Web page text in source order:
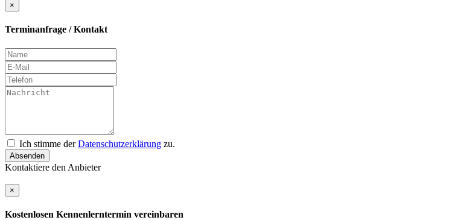
×
Terminanfrage / Kontakt
Ich stimme derDatenschutzerklärung zu.
Absenden
Kontaktiere den Anbieter
×
Kostenlosen Kennenlerntermin vereinbaren